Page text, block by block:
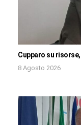
Cupparo su
8 Agosto 2026